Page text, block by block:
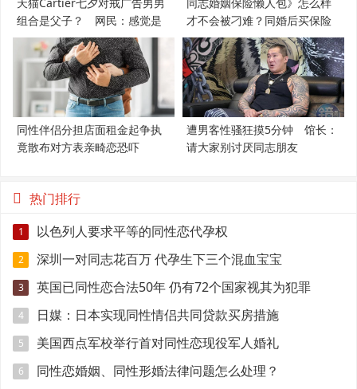
组合是父子？ 网民：感觉是
支持LGBT
才不会被刁难？同婚后买保险
必知5件事
同性伴侣分担店面租金起争执
竟散布对方表亲畸恋恐吓
遭男客性骚狂摸5分钟 馆长：
请大家别讨厌同志朋友
热门排行
1 以色列人要求平等的同性恋代孕权
2 深圳一对同志花百万 代孕生下三个混血宝宝
3 英国已同性恋合法50年 仍有72个国家视其为犯罪
4 日媒：日本实现同性情侣共同贷款买房措施
5 美国西点军校举行首对同性恋现役军人婚礼
6 同性恋婚姻、同性形婚法律问题怎么处理？